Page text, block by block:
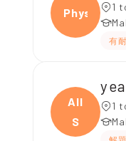
Physi 1
有
All
S
1